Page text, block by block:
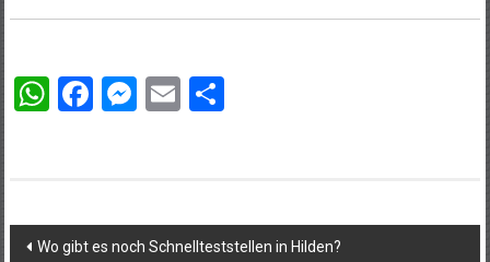
WhatsApp
Facebook
Messenger
EmailTeilen
Beitragsnavigation
Wo gibt es noch Schnellteststellen in Hilden?